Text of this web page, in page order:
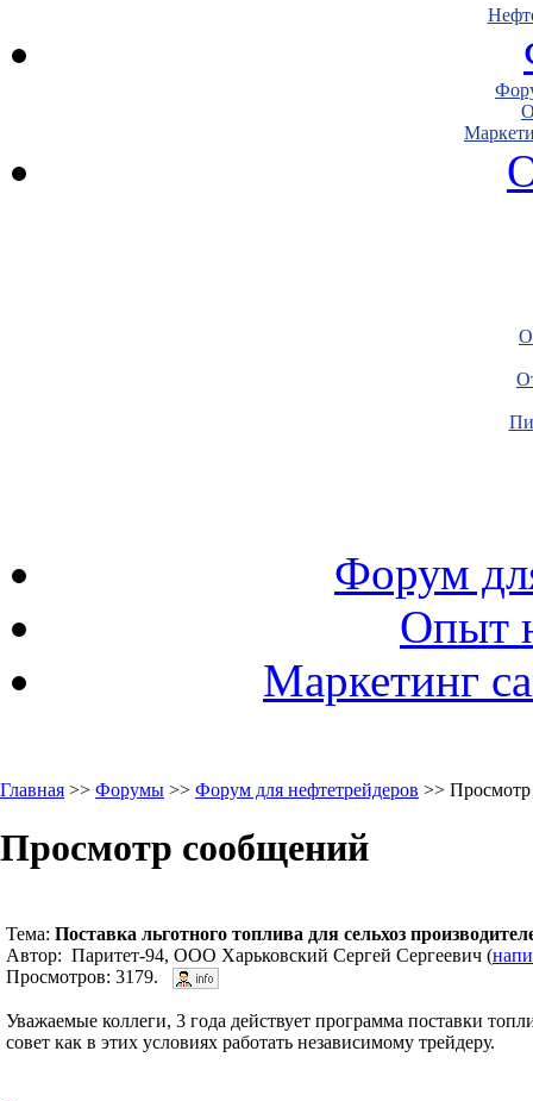
Форум
Опыт
Маркетинг
Главная >> Форумы >> Форум для нефтетрейдеров >>
Просмотр сообщений
Тема: Поставка льготного топлива для сельхоз
Автор: Паритет-94, ООО Харьковский Сергей Сергеевич (
Просмотров: 3179.
Уважаемые коллеги, 3 года действует программа поставки
совет как в этих условиях работать независимому трейдеру.